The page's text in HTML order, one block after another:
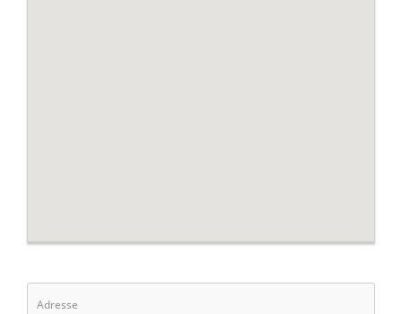
Adresse